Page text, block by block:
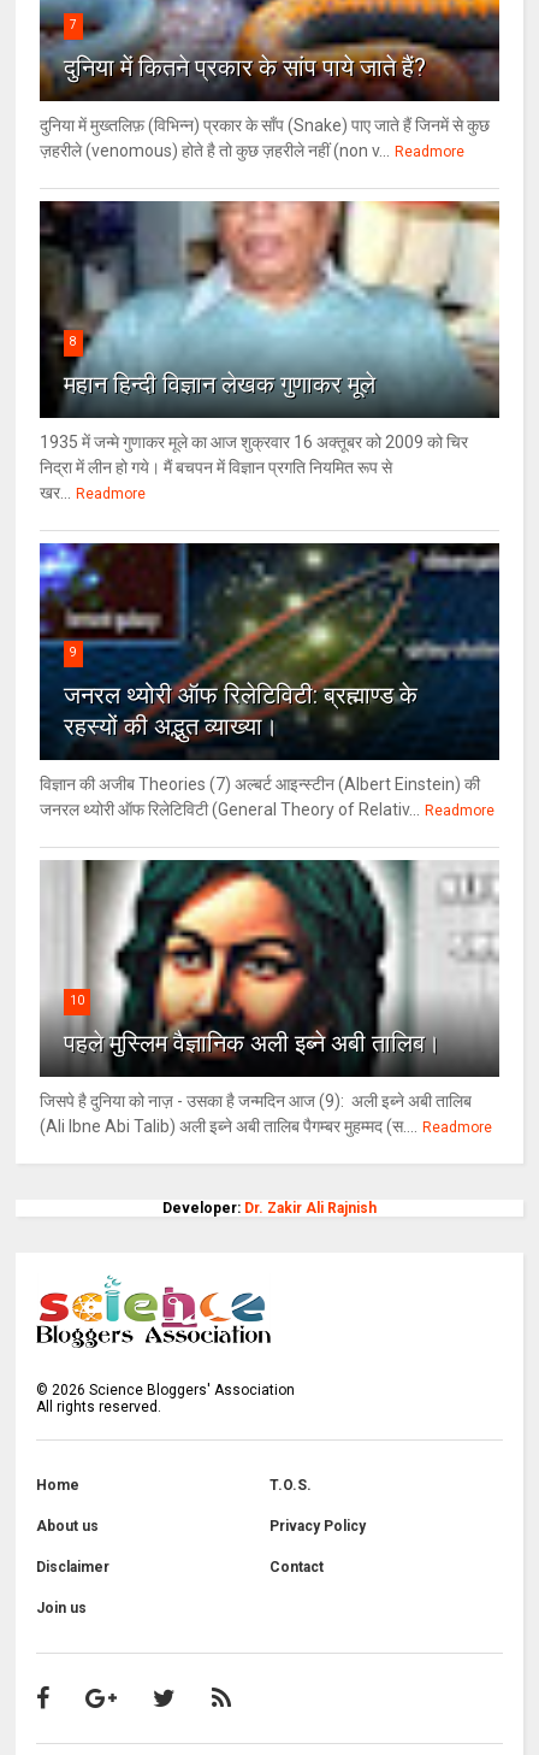
7
दुनिया में कितने प्रकार के सांप पाये जाते हैं?
दुनिया में मुख्तलिफ़ (विभिन्न) प्रकार के साँप (Snake) पाए जाते हैं जिनमें से कुछ
ज़हरीले (venomous) होते है तो कुछ ज़हरीले नहीं (non v...
Readmore
8
महान हिन्दी विज्ञान लेखक गुणाकर मूले
1935 में जन्मे गुणाकर मूले का आज शुक्रवार 16 अक्तूबर को 2009 को चिर
निद्रा में लीन हो गये। मैं बचपन में विज्ञान प्रगति नियमित रूप से
खर...
Readmore
9
जनरल थ्‍योरी ऑफ रिलेटिविटी: ब्रह्माण्‍ड के
रहस्‍यों की अद्भुत व्‍याख्‍या।
विज्ञान की अजीब Theories (7) अल्‍बर्ट आइन्स्टीन (Albert Einstein) की
जनरल थ्योरी ऑफ रिलेटिविटी (General Theory of Relativ...
Readmore
10
पहले मुस्लिम वैज्ञानिक अली इब्ने अबी तालिब।
जिसपे है दुनिया को नाज़ - उसका है जन्मदिन आज (9): अली इब्ने अबी तालिब
(Ali Ibne Abi Talib) अली इब्ने अबी तालिब पैगम्बर मुहम्मद (स....
Readmore
Developer: Dr. Zakir Ali Rajnish
©2026 Science Bloggers' Association
All rights reserved.
Home T.O.S.
About us Privacy Policy
Disclaimer Contact
Join us